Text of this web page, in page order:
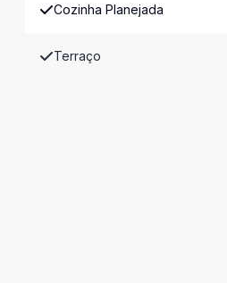
Cozinha Planejada
Terraço